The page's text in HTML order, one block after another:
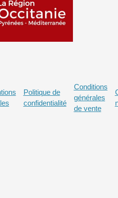
Politique de
confidentialité
Conditions
générales
de vente